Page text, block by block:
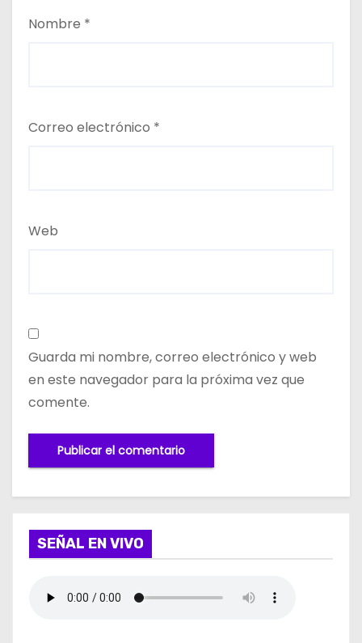
Nombre *
Correo electrónico *
Web
Guarda mi nombre, correo electrónico y web
en este navegador para la próxima vez que
comente.
SEÑAL EN VIVO